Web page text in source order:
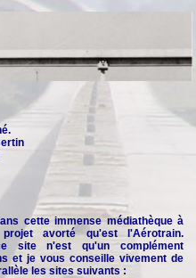
cette immense médiathèque à
avorté qu'est l'Aérotrain.
site n'est qu'un complément
et je vous conseille vivement de
les sites suivants :